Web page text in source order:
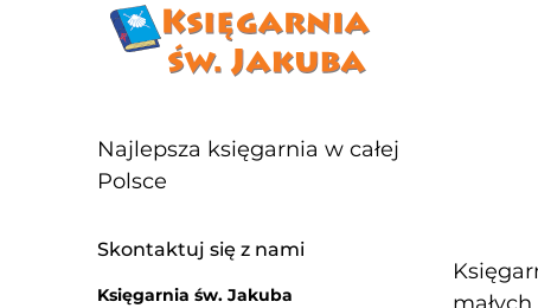
Najlepsza księgarnia w całej
Polsce
Skontaktuj się z nami
Księgarnia św. Jakuba